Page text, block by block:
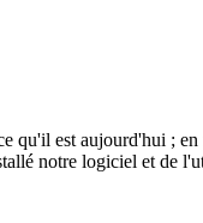
est aujourd'hui ;
notre logiciel et de